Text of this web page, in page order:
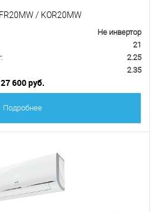
/ KOR20MW
Не инвертор
21
2.25
2.35
27 600 руб.
Подробнее